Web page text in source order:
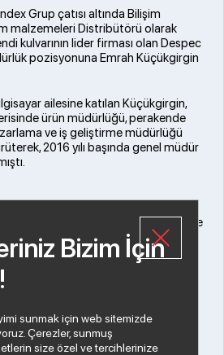
Grup çatısı altında Bilişim
malzemeleri Distribütörü olarak
kulvarının lider firması olan Despec
pozisyonuna Emrah Küçükgirgin
ailesine katılan Küçükgirgin,
ürün müdürlüğü, perakende
ve iş geliştirme müdürlüğü
2016 yılı başında genel müdür
Üniversitesi Metalürji ve Malzeme
mezun olan Küçükgirgin, çalışma
Yazılım'da MRP Danışmanı
Despec Bilgisayar’a katılan
doğumludur, evli ve bir kız çocuk
sporuyla uğraşmakta ve
Bizim İçin
sunmak için web sitemizde
Çerezler, sunmuş
size özel ve tercihlerinize